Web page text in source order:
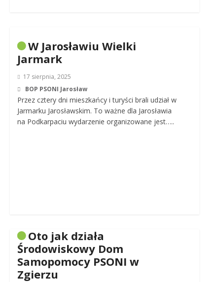
W Jarosławiu Wielki
Jarmark
17 sierpnia, 2025
BOP PSONI Jarosław
Przez cztery dni mieszkańcy i turyści brali udział w
Jarmarku Jarosławskim. To ważne dla Jarosławia
na Podkarpaciu wydarzenie organizowane jest…..
Oto jak działa
Środowiskowy Dom
Samopomocy PSONI w
Zgierzu